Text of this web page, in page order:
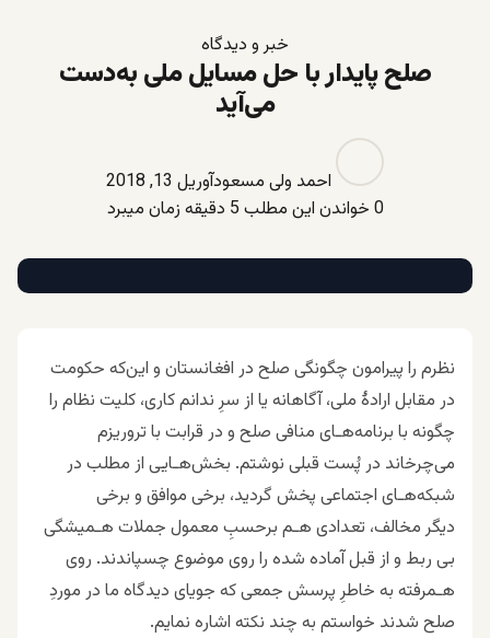
خبر و دیدگاه
صلح پایدار با حل مسایل ملى به‌دست
می‌آید
احمد ولی مسعودآوریل 13, 2018
0 خواندن این مطلب 5 دقیقه زمان میبرد
نظرم را پیرامون چگونگى صلح در افغانستان و این‌که حکومت
در مقابل ارادۀ ملى، آگاهانه یا از سرِ ندانم کارى، کلیت نظام را
چگونه با برنامه‌هـاى منافى صلح و در قرابت با تروریزم
مى‌چرخاند در پُست قبلى نوشتم. بخش‌هـایى از مطلب در
شبکه‌هـاى اجتماعى پخش گردید، برخی موافق و برخی
دیگر مخالف، تعدادى هـم برحسبِ معمول جملات هـمیشگى
بی ربط و از قبل آماده شده را روى موضوع چسپاندند. روی‌
هـمرفته به خاطرِ پرسش جمعى که جویاى دیدگاه ما در موردِ
صلح شدند خواستم به چند نکته اشاره نمایم.